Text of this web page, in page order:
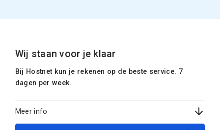
Wij staan voor je klaar
Bij Hostnet kun je rekenen op de beste service. 7
dagen per week.
Meer info